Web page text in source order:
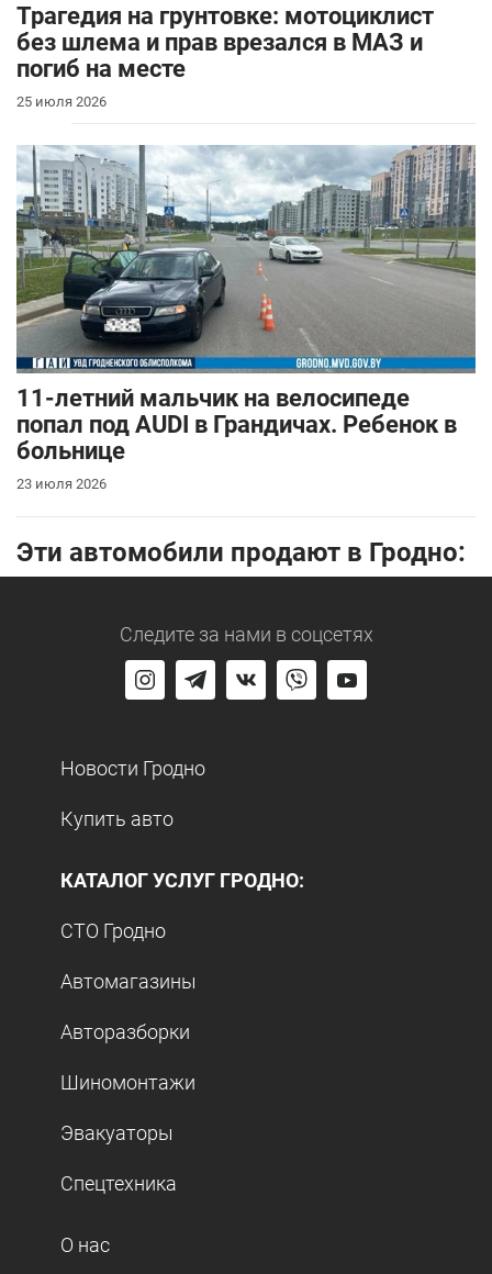
Трагедия на грунтовке: мотоциклист
без шлема и прав врезался в МАЗ и
погиб на месте
25 июля 2026
11-летний мальчик на велосипеде
попал под AUDI в Грандичах. Ребенок в
больнице
23 июля 2026
Эти автомобили продают в Гродно:
Следите за нами в соцсетях
Новости Гродно
Купить авто
КАТАЛОГ УСЛУГ ГРОДНО:
СТО Гродно
Автомагазины
Авторазборки
Шиномонтажи
Эвакуаторы
Спецтехника
О нас